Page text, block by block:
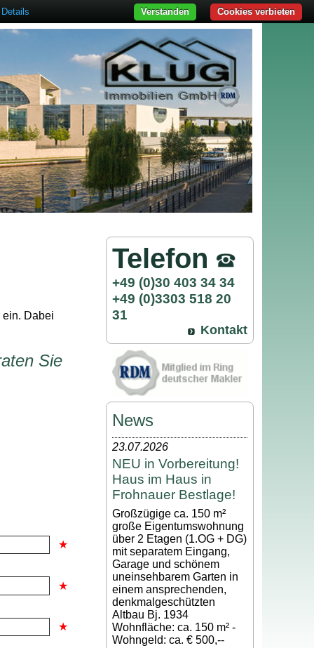
ein. Dabei
Sie
Telefon
+49 (0)30 403 34 34
+49 (0)3303 518 20
31
Kontakt
News
23.07.2026
NEU in Vorbereitung!
Haus im Haus in
Frohnauer Bestlage!
Großzügige ca. 150 m²
große Eigentumswohnung
über 2 Etagen (1.OG + DG)
mit separatem Eingang,
Garage und schönem
uneinsehbarem Garten in
einem ansprechenden,
denkmalgeschützten
Altbau Bj. 1934
Wohnfläche: ca. 150 m² -
Wohngeld: ca. € 500,--
Details Cookies verbieten
Verstanden